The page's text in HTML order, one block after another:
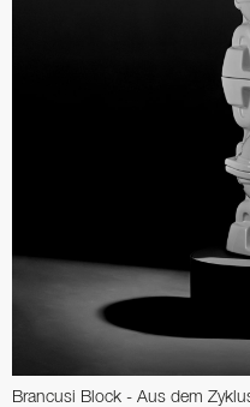
Brancusi Block - Aus dem